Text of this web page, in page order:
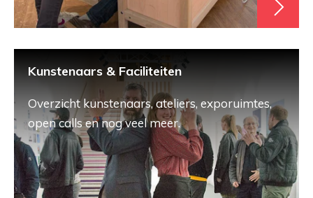
Kunstenaars & Faciliteiten
Overzicht kunstenaars, ateliers, exporuimtes,
open calls en nog veel meer.